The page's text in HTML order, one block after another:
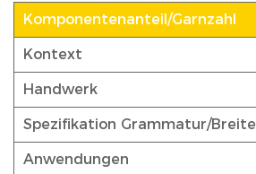
Komponentenanteil/Garnzahl
Kontext
Handwerk
Spezifikation Grammatur/Breite
Anwendungen